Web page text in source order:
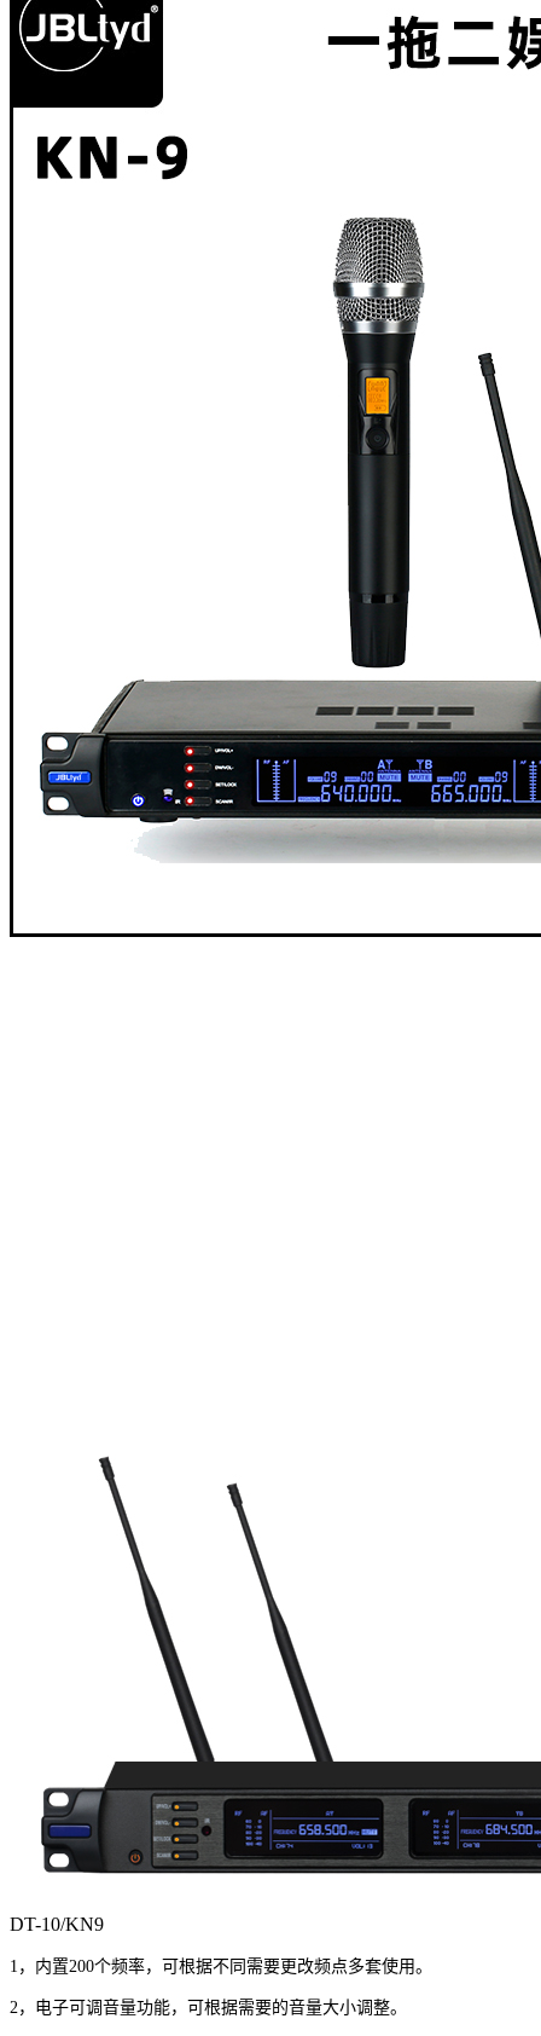
DT-10/KN9
1，内置200个频率，可根据不同需要更改频点多套使用。
2，电子可调音量功能，可根据需要的音量大小调整。